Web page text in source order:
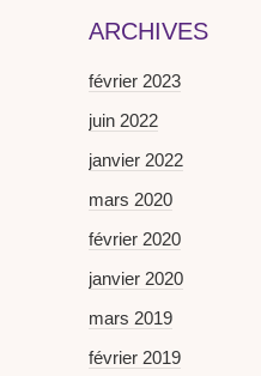
ARCHIVES
février 2023
juin 2022
janvier 2022
mars 2020
février 2020
janvier 2020
mars 2019
février 2019